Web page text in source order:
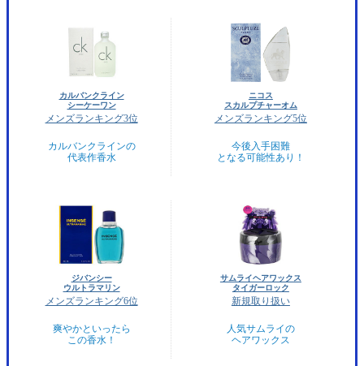
カルバンクライン
シーケーワン
メンズランキング3位
カルバンクラインの
代表作香水
ニコス
スカルプチャーオム
メンズランキング5位
今後入手困難
となる可能性あり！
ジバンシー
ウルトラマリン
メンズランキング6位
爽やかといったら
この香水！
サムライヘアワックス
タイガーロック
新規取り扱い
人気サムライの
ヘアワックス